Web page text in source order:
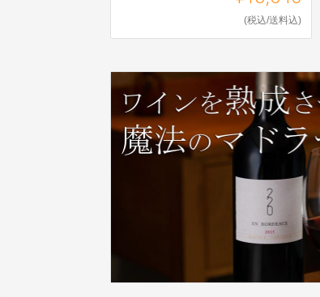
(税込/送料込)